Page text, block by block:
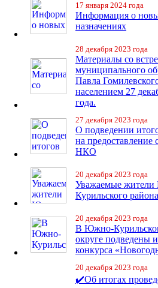
17 января 2024 года
Информация о
назначениях
28 декабря 2023 года
Материалы со
муниципального
Павла
населением 27
года.
27 декабря 2023 года
О подведении
на предоставление
НКО
20 декабря 2023 года
Уважаемые
Курильского
20 декабря 2023 года
В Южно-
округе подведены
конкурса
20 декабря 2023 года
✔️Об итогах